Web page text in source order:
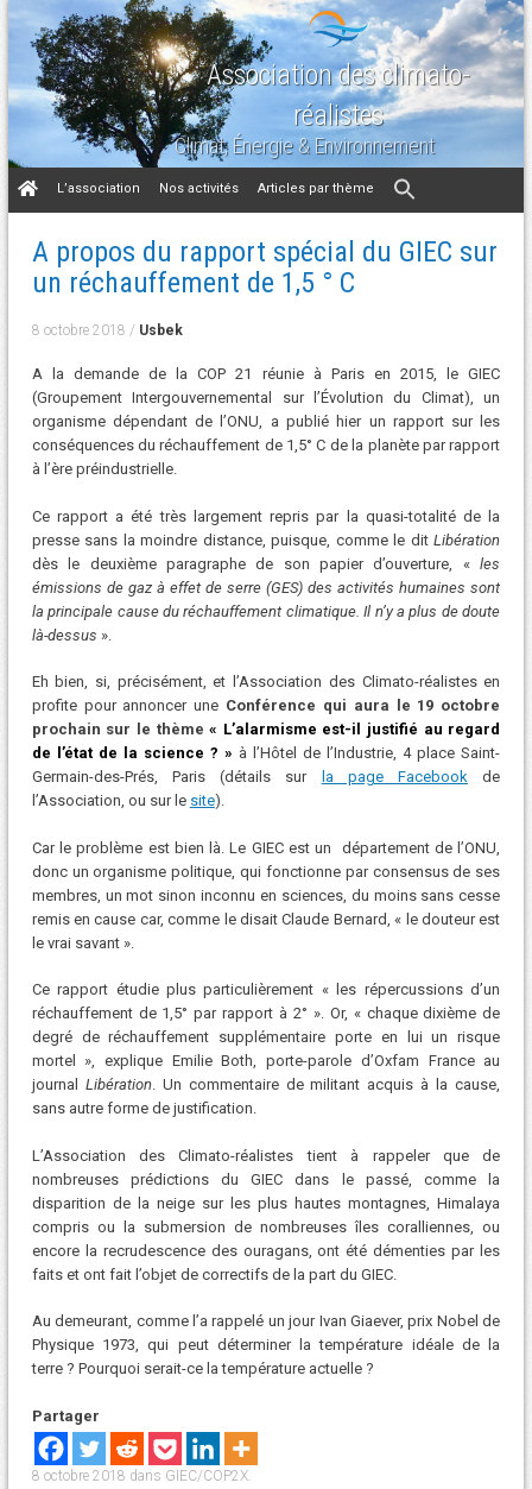
Association des climato-
réalistes
Climat, Énergie & Environnement
Aller
au
L’association Nos activités Articles par thème
A propos du rapport spécial du GIEC sur
un réchauffement de 1,5 ° C
8 octobre 2018 / Usbek
A la demande de la COP 21 réunie à Paris en 2015, le GIEC
(Groupement Intergouvernemental sur l’Évolution du Climat), un
organisme dépendant de l’ONU, a publié hier un rapport sur les
conséquences du réchauffement de 1,5° C de la planète par rapport
à l’ère préindustrielle.
Ce rapport a été très largement repris par la quasi-totalité de la
presse sans la moindre distance, puisque, comme le ditLibération
dès le deuxième paragraphe de son papier d’ouverture, «les
émissions de gaz à effet de serre (GES) des activités humaines sont
la principale cause du réchauffement climatique. Il n’y a plus de doute
là-dessus ».
Eh bien, si, précisément, et l’Association des Climato-réalistes en
profite pour annoncer une Conférence qui aura le 19 octobre
prochain sur le thème« L’alarmisme est-il justifié au regard
de l’état de la science ? » à l’Hôtel de l’Industrie, 4 place Saint-
Germain-des-Prés, Paris (détails sur
la page Facebook de
l’Association, ou sur le site).
Car le problème est bien là. Le GIEC est un département de l’ONU,
donc un organisme politique, qui fonctionne par consensus de ses
membres, un mot sinon inconnu en sciences, du moins sans cesse
remis en cause car, comme le disait Claude Bernard, « le douteur est
le vrai savant ».
Ce rapport étudie plus particulièrement « les répercussions d’un
réchauffement de 1,5° par rapport à 2° ». Or, « chaque dixième de
degré de réchauffement supplémentaire porte en lui un risque
mortel », explique Emilie Both, porte-parole d’Oxfam France au
journal Libération. Un commentaire de militant acquis à la cause,
sans autre forme de justification.
L’Association des Climato-réalistes tient à rappeler que de
nombreuses prédictions du GIEC dans le passé, comme la
disparition de la neige sur les plus hautes montagnes, Himalaya
compris ou la submersion de nombreuses îles coralliennes, ou
encore la recrudescence des ouragans, ont été démenties par les
faits et ont fait l’objet de correctifs de la part du GIEC.
Au demeurant, comme l’a rappelé un jour Ivan Giaever, prix Nobel de
Physique 1973, qui peut déterminer la température idéale de la
terre ? Pourquoi serait-ce la température actuelle ?
Partager
8 octobre 2018 dans GIEC/COP2X.